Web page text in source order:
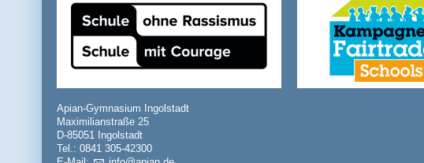
Apian-Gymnasium Ingolstadt
Maximilianstraße 25
D-85051 Ingolstadt
Tel.: 0841 305-42300